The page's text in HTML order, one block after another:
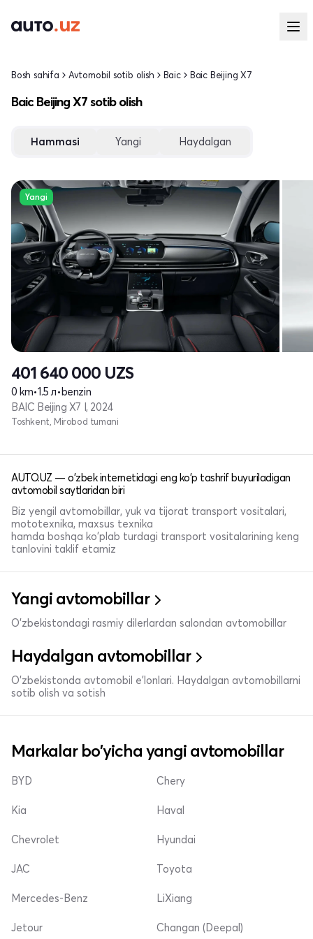
Bosh sahifa Avtomobil sotib olish Baic Baic Beijing X7
Baic Beijing X7 sotib olish
Hammasi Yangi Haydalgan
Yangi
401 640 000 UZS
0 km•1.5 л•benzin
BAIC Beijing X7 I, 2024
Toshkent, Mirobod tumani
AUTO.UZ — o'zbek internetidagi eng ko'p tashrif buyuriladigan
avtomobil saytlaridan biri
Biz yengil avtomobillar, yuk va tijorat transport vositalari,
mototexnika, maxsus texnika
hamda boshqa ko'plab turdagi transport vositalarining keng
tanlovini taklif etamiz
Yangi avtomobillar
O'zbekistondagi rasmiy dilerlardan salondan avtomobillar
Haydalgan avtomobillar
O'zbekistonda avtomobil e’lonlari. Haydalgan avtomobillarni
sotib olish va sotish
Markalar bo'yicha yangi avtomobillar
BYD
Kia
Chevrolet
Chery
Haval
Hyundai
JAC
Mercedes-Benz
Jetour
Toyota
LiXiang
Changan (Deepal)